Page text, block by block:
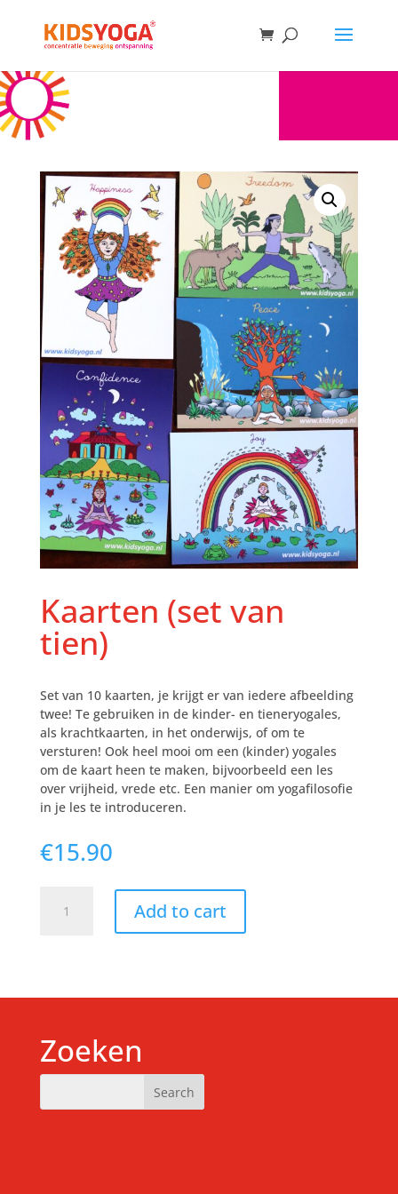
Kaarten (set van
tien)
Set van 10 kaarten, je krijgt er van iedere afbeelding
twee! Te gebruiken in de kinder- en tieneryogales,
als krachtkaarten, in het onderwijs, of om te
versturen! Ook heel mooi om een (kinder) yogales
om de kaart heen te maken, bijvoorbeeld een les
over vrijheid, vrede etc. Een manier om yogafilosofie
in je les te introduceren.
€15.90
Add to cart
Zoeken